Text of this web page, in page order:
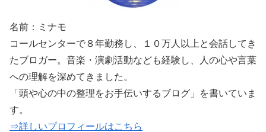
名前：ミナモ
コールセンターで８年勤務し、１０万人以上と会話してき
たブロガー。音楽・演劇活動なども経験し、人の心や言葉
への理解を深めてきました。
「頭や心の中の整理をお手伝いするブログ」を書いていま
す。
⇒詳しいプロフィールはこちら